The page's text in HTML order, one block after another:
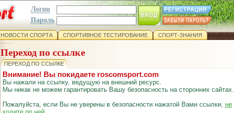
Логин
Пароль
НОВОСТИ СПОРТА СПОРТИВНОЕ ТЕСТИРОВАНИЕ СПОРТ-ЗНАНИЯ
Переход по ссылке
ПЕРЕХОД ПО ССЫЛКЕ
Внимание! Вы покидаете roscomsport.com
Вы нажали на ссылку, ведущую на внешний ресурс.
Мы никак не можем гарантировать Вашу безопасность на сторонних сайтах.
Пожалуйста, если Вы не уверены в безопасности нажатой Вами ссылки, не